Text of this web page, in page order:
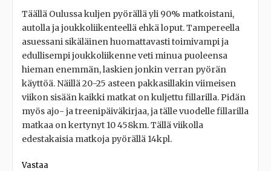
Täällä Oulussa kuljen pyörällä yli 90% matkoistani,
autolla ja joukkoliikenteellä ehkä loput. Tampereella
asuessani sikäläinen huomattavasti toimivampi ja
edullisempi joukkoliikenne veti minua puoleensa
hieman enemmän, laskien jonkin verran pyörän
käyttöä. Näillä 20-25 asteen pakkasillakin viimeisen
viikon sisään kaikki matkat on kuljettu fillarilla. Pidän
myös ajo- ja treenipäiväkirjaa, ja tälle vuodelle fillarilla
matkaa on kertynyt 10 458km. Tällä viikolla
edestakaisia matkoja pyörällä 14kpl.
Vastaa